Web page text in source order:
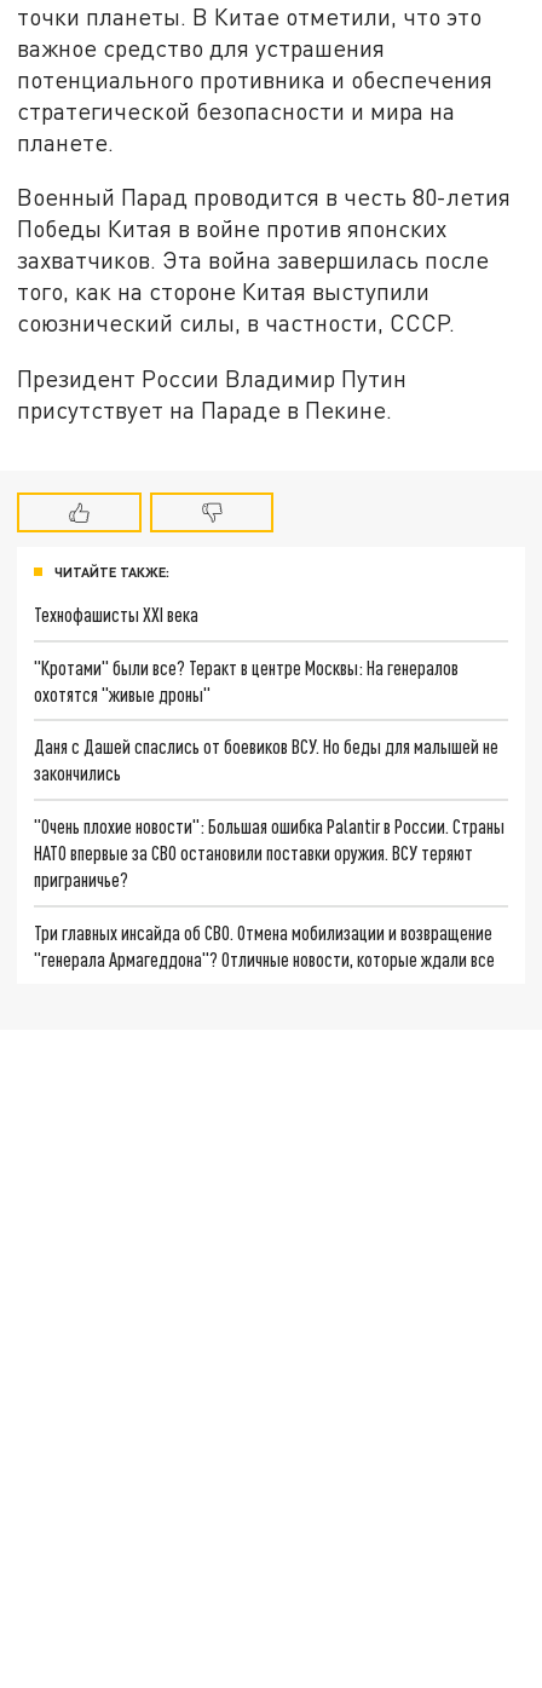
точки планеты. В Китае отметили, что это
важное средство для устрашения
потенциального противника и обеспечения
стратегической безопасности и мира на
планете.
Военный Парад проводится в честь 80-летия
Победы Китая в войне против японских
захватчиков. Эта война завершилась после
того, как на стороне Китая выступили
союзнический силы, в частности, СССР.
Президент России Владимир Путин
присутствует на Параде в Пекине.
ЧИТАЙТЕ ТАКЖЕ:
Технофашисты XXI века
"Кротами" были все? Теракт в центре Москвы: На генералов
охотятся "живые дроны"
Даня с Дашей спаслись от боевиков ВСУ. Но беды для малышей не
закончились
"Очень плохие новости": Большая ошибка Palantir в России. Страны
НАТО впервые за СВО остановили поставки оружия. ВСУ теряют
приграничье?
Три главных инсайда об СВО. Отмена мобилизации и возвращение
"генерала Армагеддона"? Отличные новости, которые ждали все